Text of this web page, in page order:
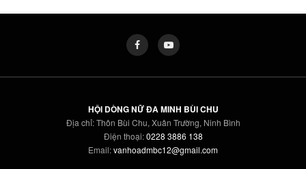
HỘI DÒNG NỮ ĐA MINH BÙI CHU
Địa chỉ: Thôn Bùi Chu, Xuân Trường, Ninh Bình
Điện thoại:0228 3886 138
Email:vanhoadmbc12@gmail.com